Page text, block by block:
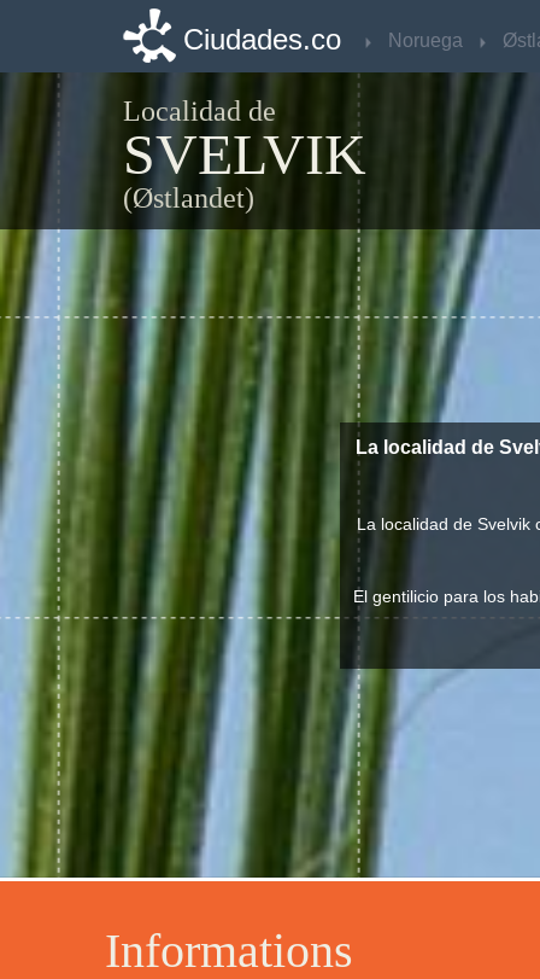
Ciudades.co Noruega
Localidad de
SVELVIK
(Østlandet)
Informations
La localidad de
La localidad de Svelvik
El gentilicio para los
Ciudades.co Noruega